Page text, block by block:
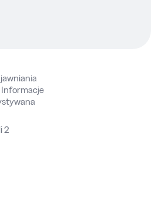
Informacje
2